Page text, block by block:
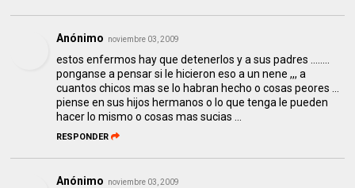
Anónimo noviembre 03, 2009
estos enfermos hay que detenerlos y a sus padres ........
ponganse a pensar si le hicieron eso a un nene ,,, a
cuantos chicos mas se lo habran hecho o cosas peores ...
piense en sus hijos hermanos o lo que tenga le pueden
hacer lo mismo o cosas mas sucias ...
RESPONDER
Anónimo noviembre 03, 2009